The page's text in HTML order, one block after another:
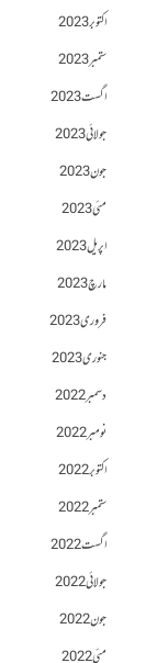
اکتوبر 2023
ستمبر 2023
اگست 2023
جولائی 2023
جون 2023
مئی 2023
اپریل 2023
مارچ 2023
فروری 2023
جنوری 2023
دسمبر 2022
نومبر 2022
اکتوبر 2022
ستمبر 2022
اگست 2022
جولائی 2022
جون 2022